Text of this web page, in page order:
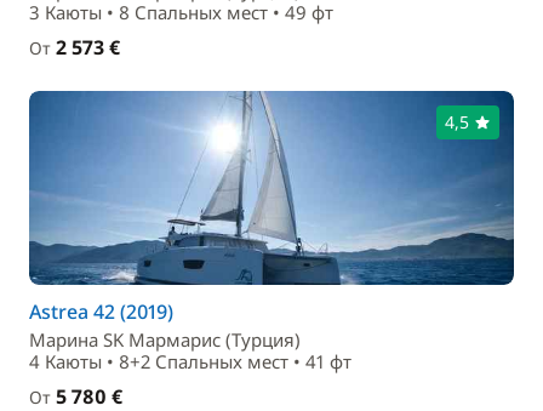
3 Каюты • 8 Спальныx мест • 49 фт
От 2 573 €
4,5
Astrea 42 (2019)
Маринa SK Мармарис (Турция)
4 Каюты • 8+2 Спальныx мест • 41 фт
От 5 780 €